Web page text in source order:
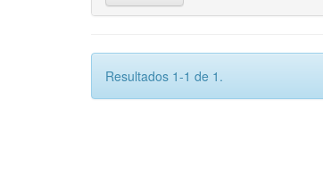
Resultados 1-1 de 1.